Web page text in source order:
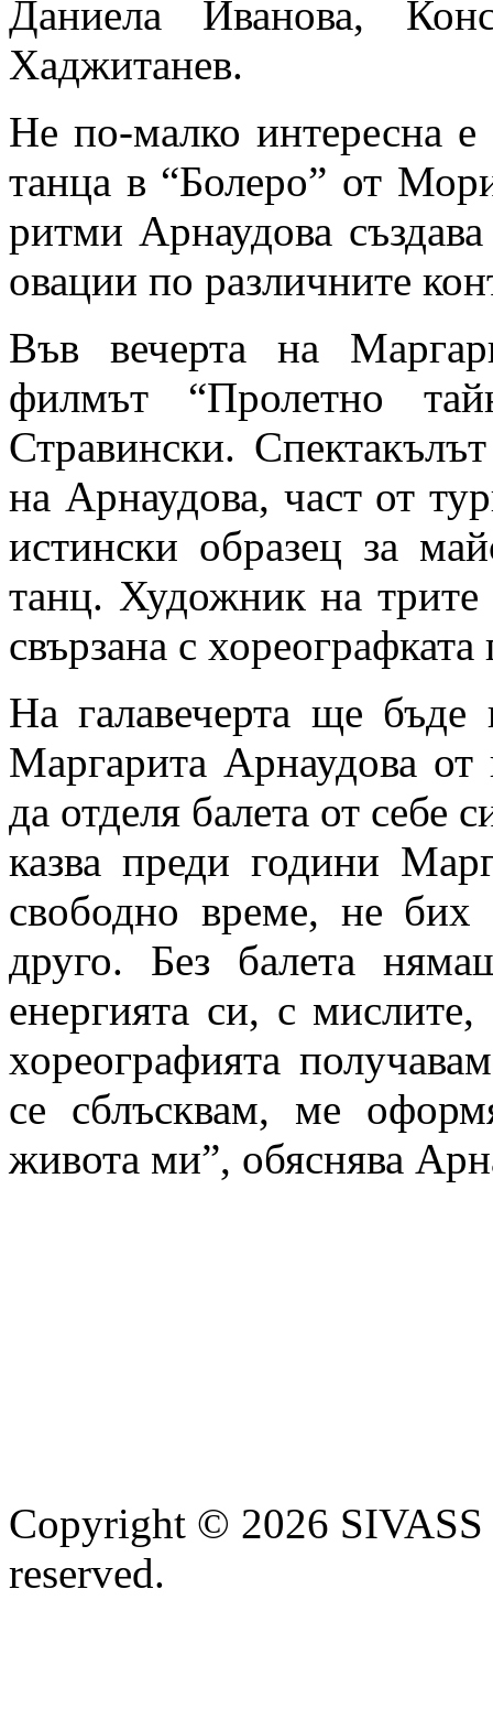
Даниела Иванова,
Хаджитанев.
Не по-малко интересна
танца в “Болеро” от
ритми Арнаудова
овации по различните
Във вечерта на
филмът “Пролетно
Стравински.
на Арнаудова, част от
истински образец за
танц. Художник на
свързана с
На галавечерта ще бъде
Маргарита Арнаудова
да отделя балета от себе
казва преди години
свободно време, не
друго. Без балета
енергията си, с
хореографията
се сблъсквам, ме
живота ми”, обяснява
Copyright © 2026
reserved.